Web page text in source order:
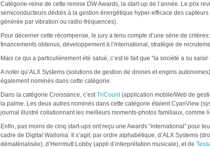
Catégorie-reine de cette remise DW Awards, la start-up de l’année. Le prix
semiconducteurs dédiés à la gestion énergétique hyper-efficace des
générée par vibration ou radio-fréquences).
Pour décerner cette récompense, le jury a tenu compte d’une série de
financements obtenus, développement à l’international, stratégie de
Mais ce qui a particulièrement été salué, c’est le fait que “la société a su
A noter qu’ALX Systems (solutions de gestion de drones et engins
également nominés dans cette catégorie.
Dans la catégorie Croissance, c’estTriCount(application mobile/Web de
la palme. Les deux autres nominés dans cette catégorie étaient CyanView
journal illustré collationnant les meilleurs moments-photos familiaux, comme
Enfin, pas moins de cinq start-ups ont reçu une Awards “international” pour
cadre de Digital Wallonia. Il s’agit, par ordre alphabétique, d’ALX Systems
dématérialisée), d’Herrmutt Lobby (appli d’interprétation musicale), et de